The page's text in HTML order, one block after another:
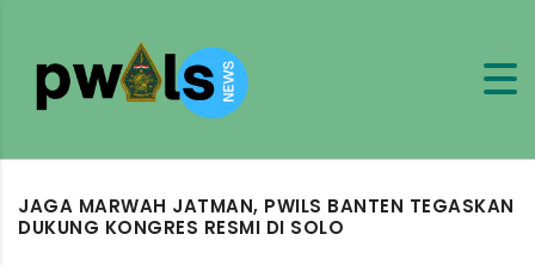
JAGA MARWAH JATMAN, PWILS BANTEN TEGASKAN
DUKUNG KONGRES RESMI DI SOLO